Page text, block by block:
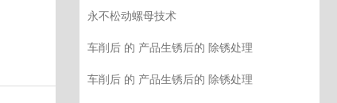
永不松动螺母技术
车削后 的 产品生锈后的 除锈处理
车削后 的 产品生锈后的 除锈处理